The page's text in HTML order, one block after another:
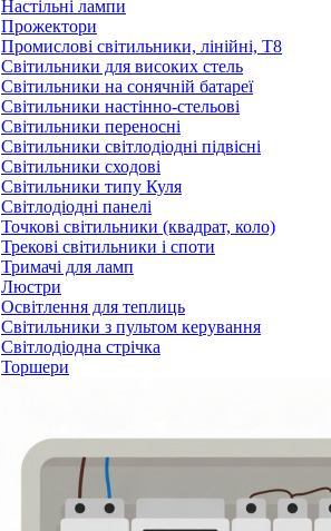
Настільні лампи
Прожектори
Промислові світильники, лінійні, Т8
Світильники для високих стель
Світильники на сонячній батареї
Світильники настінно-стельові
Світильники переносні
Світильники світлодіодні підвісні
Світильники сходові
Світильники типу Куля
Світлодіодні панелі
Точкові світильники (квадрат, коло)
Трекові світильники і споти
Тримачі для ламп
Люстри
Освітлення для теплиць
Світильники з пультом керування
Світлодіодна стрічка
Торшери